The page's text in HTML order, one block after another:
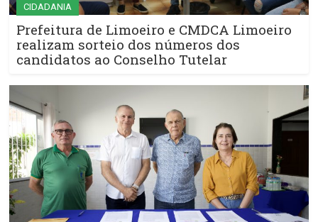
CIDADANIA
Prefeitura de Limoeiro e CMDCA Limoeiro
realizam sorteio dos números dos
candidatos ao Conselho Tutelar